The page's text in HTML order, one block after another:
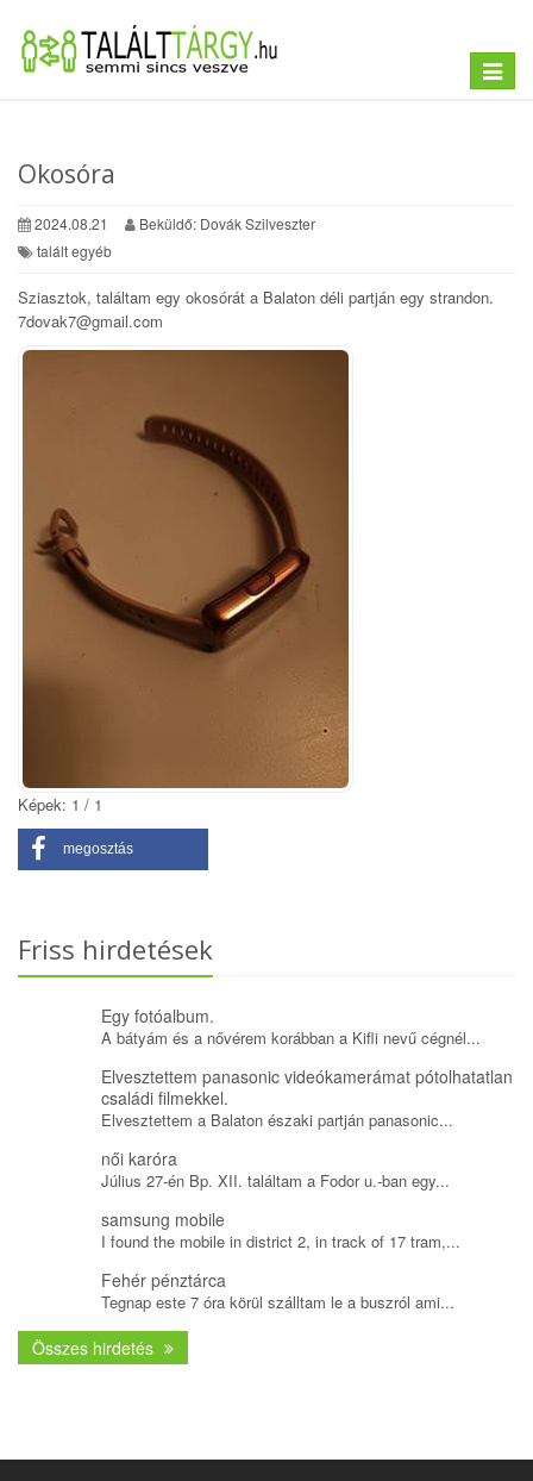
Toggle
Okosóra
2024.08.21
Beküldő: Dovák Szilveszter
talált egyéb
Sziasztok, találtam egy okosórát a Balaton déli partján egy strandon.
7dovak7@gmail.com
Képek: 1 / 1
megosztás
Friss hirdetések
Egy fotóalbum.
A bátyám és a nővérem korábban a Kifli nevű cégnél...
Elvesztettem panasonic videókamerámat pótolhatatlan
családi filmekkel.
Elvesztettem a Balaton északi partján panasonic...
női karóra
Július 27-én Bp. XII. találtam a Fodor u.-ban egy...
samsung mobile
I found the mobile in district 2, in track of 17 tram,...
Fehér pénztárca
Tegnap este 7 óra körül szálltam le a buszról ami...
Összes hirdetés